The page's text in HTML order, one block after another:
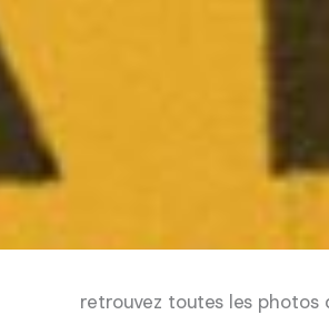
retrouvez toutes les